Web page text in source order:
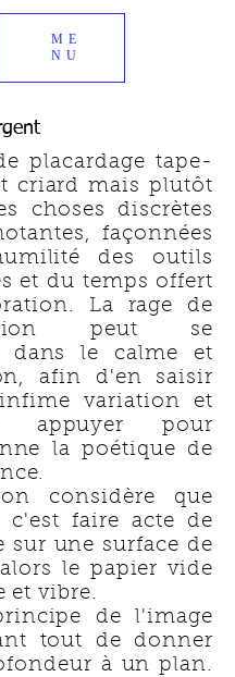
ME
NU
placardage tape-
criard mais plutôt
choses discrètes
façonnées
des outils
et du temps offert
La rage de
peut se
dans le calme et
afin d'en saisir
variation et
appuyer pour
la poétique de
considère que
c'est faire acte de
sur une surface de
le papier vide
et vibre.
de l'image
tout de donner
à un plan.